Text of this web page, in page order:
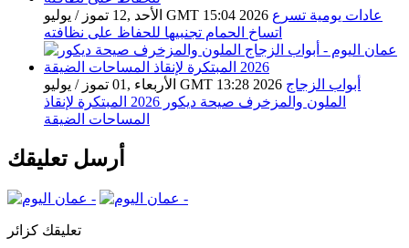
الأحد ,12 تموز / يوليو GMT 15:04 2026 عادات يومية تسرع
اتساخ الحمام تجنبيها للحفاظ على نظافته
الأربعاء ,01 تموز / يوليو GMT 13:28 2026 أبواب الزجاج
الملون والمزخرف صيحة ديكور 2026 المبتكرة لإنقاذ
المساحات الضيقة
أرسل تعليقك
تعليقك كزائر